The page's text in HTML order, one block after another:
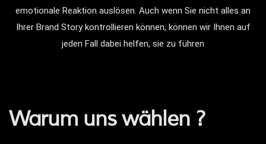
emotionale Reaktion auslösen. Auch wenn Sie nicht alles an
Ihrer Brand Story kontrollieren können, können wir Ihnen auf
jeden Fall dabei helfen, sie zu führen
Warum uns wählen ?